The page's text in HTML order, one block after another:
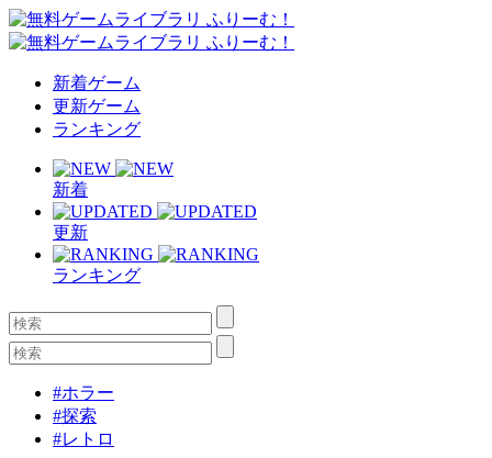
新着ゲーム
更新ゲーム
ランキング
新着
更新
ランキング
#ホラー
#探索
#レトロ